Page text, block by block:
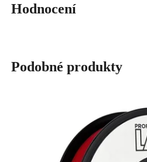
Hodnocení
Podobné produkty